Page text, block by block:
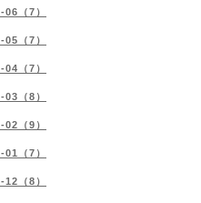
06（7）
05（7）
04（7）
03（8）
02（9）
01（7）
12（8）